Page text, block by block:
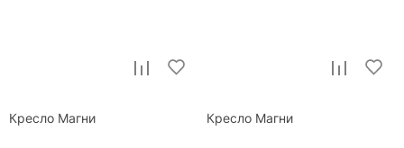
Кресло Магни Кресло Магни